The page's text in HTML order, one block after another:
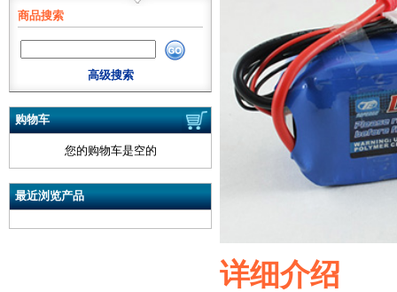
商品搜索
高级搜索
购物车
您的购物车是空的
最近浏览产品
详细介绍